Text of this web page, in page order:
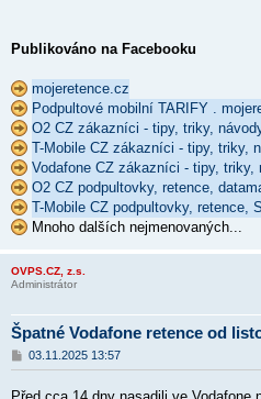
Publikováno na Facebooku
mojeretence.cz
Podpultové mobilní TARIFY .
O2 CZ zákazníci - tipy, triky,
T-Mobile CZ zákazníci - tipy, triky,
Vodafone CZ zákazníci - tipy, triky,
O2 CZ podpultovky, retence,
T-Mobile CZ podpultovky, retence,
Mnoho dalších nejmenovaných...
OVPS.CZ, z.s.
Administrátor
Špatné Vodafone retence od
P
ř
03.11.2025 13:57